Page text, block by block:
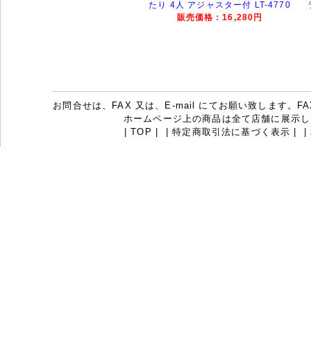
たり 4人 アジャスター付 LT-4770
販売価格：16,280円
お問合せは、FAX 又は、E-mail にてお願い致します。
ホームページ上の商品は全て店舗に展示
|TOP | |特定商取引法に基づく表示 | |